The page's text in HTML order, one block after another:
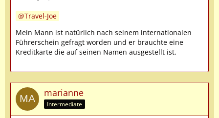
Travel-Joe
Mein Mann ist natürlich nach seinem internationalen
Führerschein gefragt worden und er brauchte eine
Kreditkarte die auf seinen Namen ausgestellt ist.
marianne
Intermediate